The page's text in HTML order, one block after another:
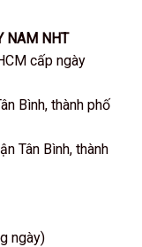
NAM NHT
cấp ngày
Bình, thành phố
Tân Bình, thành
ngày)